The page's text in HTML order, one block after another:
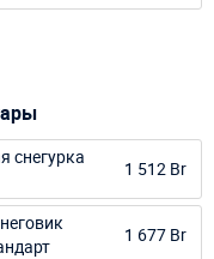
1 512 Br
1 677 Br